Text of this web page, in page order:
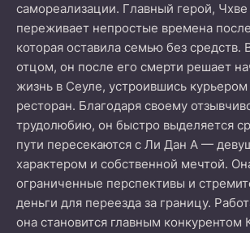
самореализации. Главный герой,
переживает непростые времена
которая оставила семью без
отцом, он после его смерти решает
жизнь в Сеуле, устроившись курьером
ресторан. Благодаря своему
трудолюбию, он быстро выделяется
пути пересекаются с Ли Дан А —
характером и собственной мечтой.
ограниченные перспективы и
деньги для переезда за границу.
она становится главным конкурентом